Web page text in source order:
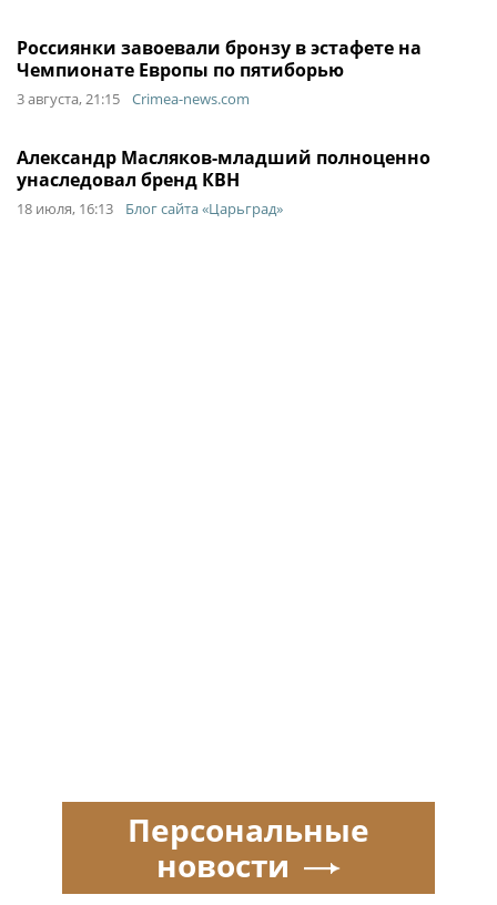
Россиянки завоевали бронзу в эстафете на
Чемпионате Европы по пятиборью
3 августа, 21:15 Crimea-news.com
Александр Масляков-младший полноценно
унаследовал бренд КВН
18 июля, 16:13 Блог сайта «Царьград»
Персональные
новости